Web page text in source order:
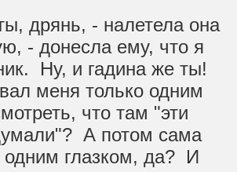
дрянь, - налетела она
- донесла ему, что я
Ну, и гадина же ты!
меня только одним
что там "эти
А потом сама
одним глазком, да? И